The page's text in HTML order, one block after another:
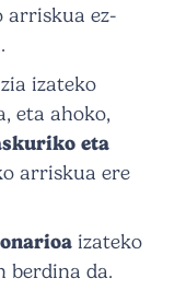
arriskua ez-
izateko
eta ahoko,
eta
arriskua ere
izateko
berdina da.